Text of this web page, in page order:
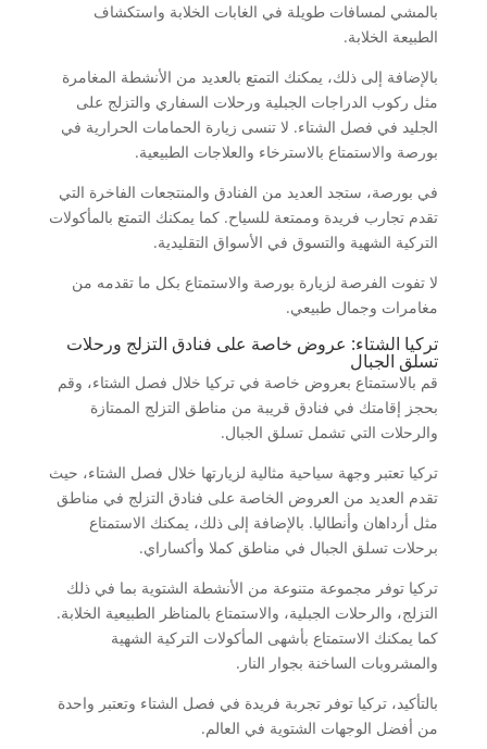
بالمشي لمسافات طويلة في الغابات الخلابة واستكشاف
الطبيعة الخلابة.
بالإضافة إلى ذلك، يمكنك التمتع بالعديد من الأنشطة المغامرة
مثل ركوب الدراجات الجبلية ورحلات السفاري والتزلج على
الجليد في فصل الشتاء. لا تنسى زيارة الحمامات الحرارية في
بورصة والاستمتاع بالاسترخاء والعلاجات الطبيعية.
في بورصة، ستجد العديد من الفنادق والمنتجعات الفاخرة التي
تقدم تجارب فريدة وممتعة للسياح. كما يمكنك التمتع بالمأكولات
التركية الشهية والتسوق في الأسواق التقليدية.
لا تفوت الفرصة لزيارة بورصة والاستمتاع بكل ما تقدمه من
مغامرات وجمال طبيعي.
تركيا الشتاء: عروض خاصة على فنادق التزلج ورحلات
تسلق الجبال
قم بالاستمتاع بعروض خاصة في تركيا خلال فصل الشتاء، وقم
بحجز إقامتك في فنادق قريبة من مناطق التزلج الممتازة
والرحلات التي تشمل تسلق الجبال.
تركيا تعتبر وجهة سياحية مثالية لزيارتها خلال فصل الشتاء، حيث
تقدم العديد من العروض الخاصة على فنادق التزلج في مناطق
مثل أرداهان وأنطاليا. بالإضافة إلى ذلك، يمكنك الاستمتاع
برحلات تسلق الجبال في مناطق كملا وأكساراي.
تركيا توفر مجموعة متنوعة من الأنشطة الشتوية بما في ذلك
التزلج، والرحلات الجبلية، والاستمتاع بالمناظر الطبيعية الخلابة.
كما يمكنك الاستمتاع بأشهى المأكولات التركية الشهية
والمشروبات الساخنة بجوار النار.
بالتأكيد، تركيا توفر تجربة فريدة في فصل الشتاء وتعتبر واحدة
من أفضل الوجهات الشتوية في العالم.